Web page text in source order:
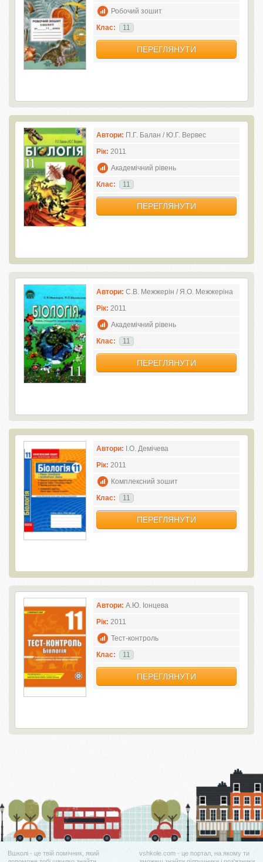
Робочий зошит
Клас:
11
ПЕРЕГЛЯНУТИ
Автори: П.Г. Балан / Ю.Г. Вервес
Рік: 2011
Академічний рівень
Клас:
11
ПЕРЕГЛЯНУТИ
Автори: С.В. Межжерін / Я.О. Межжеріна
Рік: 2011
Академічний рівень
Клас:
11
ПЕРЕГЛЯНУТИ
Автори: І.О. Демічева
Рік: 2011
Комплексний зошит
Клас:
11
ПЕРЕГЛЯНУТИ
Автори: А.Ю. Іонцева
Рік: 2011
Тест-контроль
Клас:
11
ПЕРЕГЛЯНУТИ
Вшколі - це твій помічник, який
vshkole.com - це портал, на якому ти